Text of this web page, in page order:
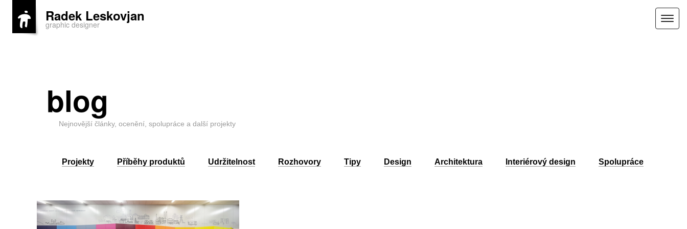
Radek Leskovjan
graphic designer
blog
Nejnovější články, ocenění, spolupráce a další projekty
Projekty Příběhy produktů Udržitelnost Rozhovory Tipy Design Architektura Interiérový design Spolupráce